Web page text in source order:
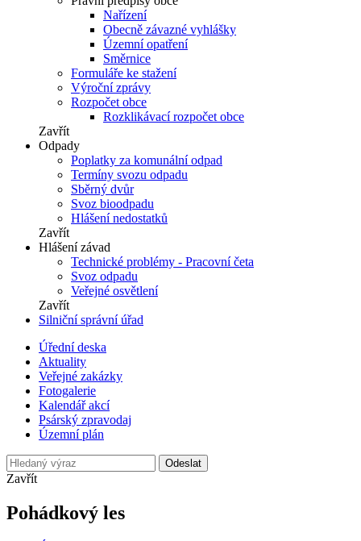
Nařízení
Obecně závazné vyhlášky
Územní opatření
Směrnice
Formuláře ke stažení
Výroční zprávy
Rozpočet obce
Rozklikávací rozpočet obce
Zavřít
Odpady
Poplatky za komunální odpad
Termíny svozu odpadu
Sběrný dvůr
Svoz bioodpadu
Hlášení nedostatků
Zavřít
Hlášení závad
Technické problémy - Pracovní četa
Svoz odpadu
Veřejné osvětlení
Zavřít
Silniční správní úřad
Úřední deska
Aktuality
Veřejné zakázky
Fotogalerie
Kalendář akcí
Psárský zpravodaj
Územní plán
Odeslat
Zavřít
Pohádkový les